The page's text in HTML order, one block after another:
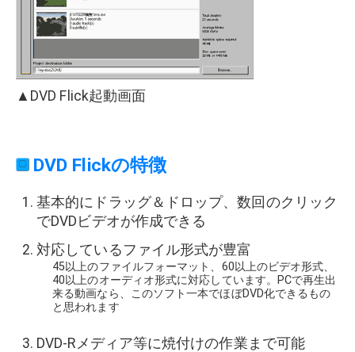
▲DVD Flick起動画面
DVD Flickの特徴
基本的にドラッグ＆ドロップ、数回のクリック
でDVDビデオが作成できる
対応しているファイル形式が豊富
45以上のファイルフォーマット、60以上のビデオ形式、
40以上のオーディオ形式に対応しています。PCで再生出
来る動画なら、このソフト一本でほぼDVD化できるもの
と思われます
DVD-Rメディア等に焼付けの作業まで可能